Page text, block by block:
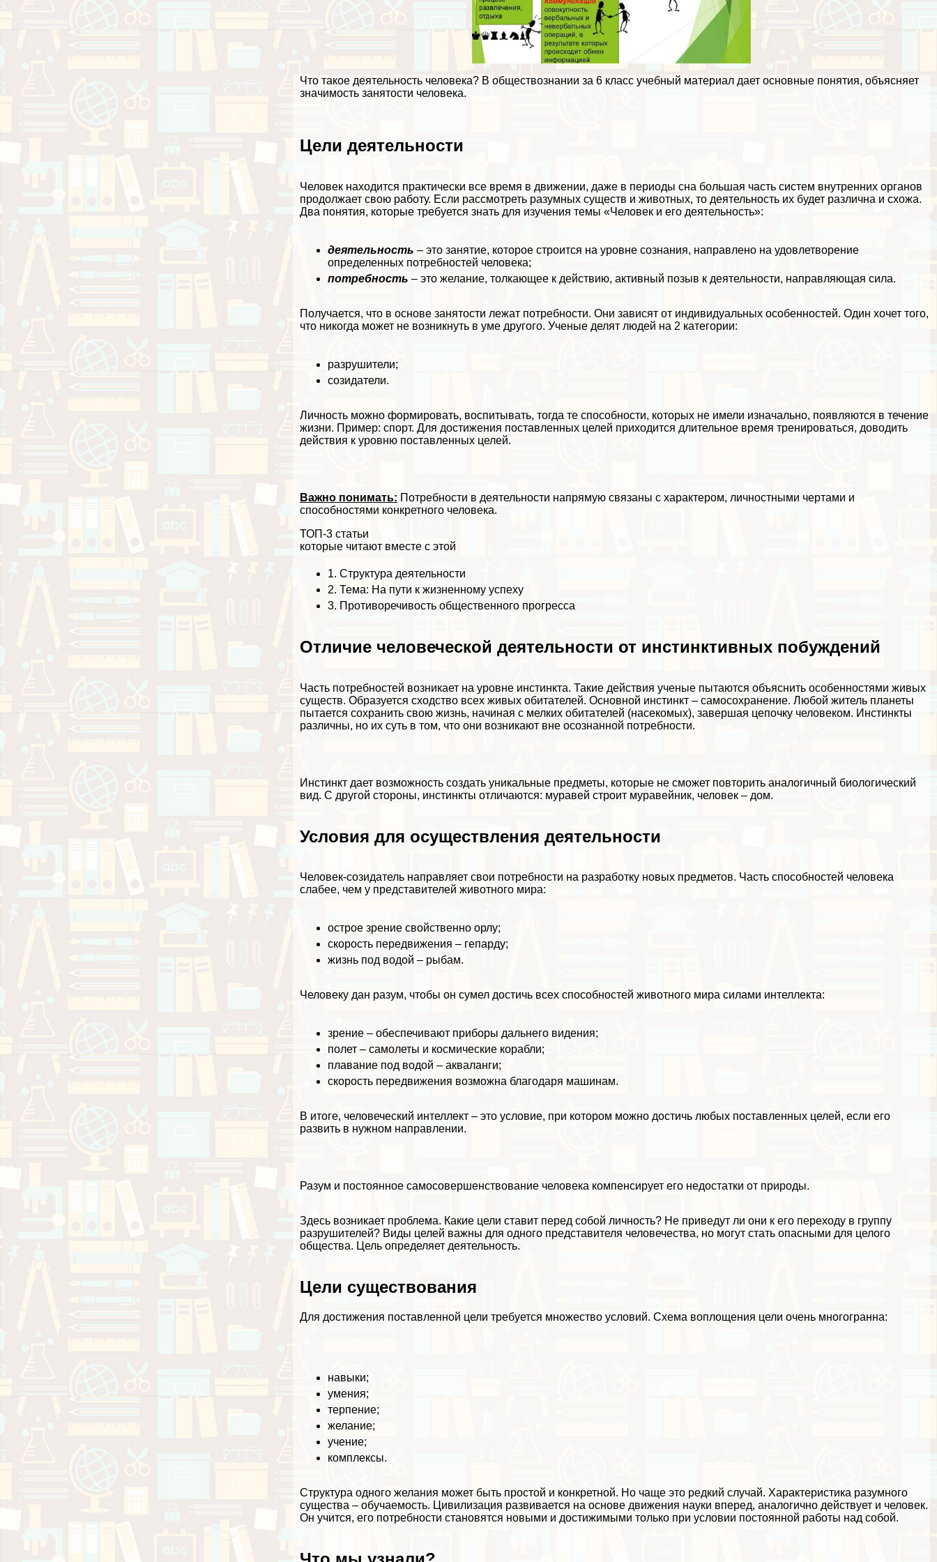
Что такое деятельность человека? В обществознании за 6 класс учебный материал дает основные понятия, объясняет
значимость занятости человека.
Цели деятельности
Человек находится пpaктически все время в движении, даже в периоды сна большая часть систем внутренних органов
продолжает свою работу. Если рассмотреть разумных существ и животных, то деятельность их будет различна и схожа.
Два понятия, которые требуется знать для изучения темы «Человек и его деятельность»:
деятельность– это занятие, которое строится на уровне сознания, направлено на удовлетворение
определенных потребностей человека;
потребность– это желание, толкающее к действию, активный позыв к деятельности, направляющая сила.
Получается, что в основе занятости лежат потребности. Они зависят от индивидуальных особенностей. Один хочет того,
что никогда может не возникнуть в уме другого. Ученые делят людей на 2 категории:
разрушители;
созидатели.
Личность можно формировать, воспитывать, тогда те способности, которых не имели изначально, появляются в течение
жизни. Пример: спорт. Для достижения поставленных целей приходится длительное время тренироваться, доводить
действия к уровню поставленных целей.
Важно понимать: Потребности в деятельности напрямую связаны с хаpaктером, личностными чертами и
способностями конкретного человека.
ТОП-3 статьи
которые читают вместе с этой
1. Структура деятельности
2. Тема: На пути к жизненному успеху
3. Противоречивость общественного прогресса
Отличие человеческой деятельности от инстинктивных побуждений
Часть потребностей возникает на уровне инстинкта. Такие действия ученые пытаются объяснить особенностями живых
существ. Образуется сходство всех живых обитателей. Основной инстинкт – самосохранение. Любой житель планеты
пытается сохранить свою жизнь, начиная с мелких обитателей (насекомых), завершая цепочку человеком. Инстинкты
различны, но их суть в том, что они возникают вне осознанной потребности.
Инстинкт дает возможность создать уникальные предметы, которые не сможет повторить аналогичный биологический
вид. С другой стороны, инстинкты отличаются: муравей строит муравейник, человек – дом.
Условия для осуществления деятельности
Человек-созидатель направляет свои потребности на разработку новых предметов. Часть способностей человека
слабее, чем у представителей животного мира:
острое зрение свойственно орлу;
скорость передвижения – гепарду;
жизнь под водой – рыбам.
Человеку дан разум, чтобы он сумел достичь всех способностей животного мира силами интеллекта:
зрение – обеспечивают приборы дальнего видения;
полет – самолеты и космические корабли;
плавание под водой – акваланги;
скорость передвижения возможна благодаря машинам.
В итоге, человеческий интеллект – это условие, при котором можно достичь любых поставленных целей, если его
развить в нужном направлении.
Разум и постоянное самосовершенствование человека компенсирует его недостатки от природы.
Здесь возникает проблема. Какие цели ставит перед собой личность? Не приведут ли они к его переходу в группу
разрушителей? Виды целей важны для одного представителя человечества, но могут стать опасными для целого
общества. Цель определяет деятельность.
Цели существования
Для достижения поставленной цели требуется множество условий. Схема воплощения цели очень многогранна:
навыки;
умения;
терпение;
желание;
учение;
комплексы.
Структура одного желания может быть простой и конкретной. Но чаще это редкий случай. Хаpaктеристика разумного
существа – обучаемость. Цивилизация развивается на основе движения науки вперед, аналогично действует и человек.
Он учится, его потребности становятся новыми и достижимыми только при условии постоянной работы над собой.